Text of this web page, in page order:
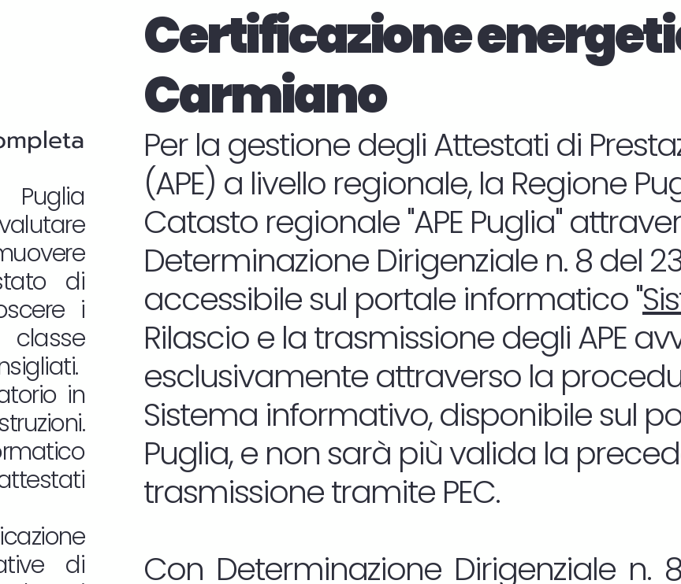
Certificazione
Carmiano
di
i
in
di
Per la gestione degli Attestati di
(APE) a livello regionale, la Regione
Catasto regionale "APE Puglia"
Determinazione Dirigenziale n. 8 del
accessibile sul portale informatico "
Rilascio e la trasmissione degli APE
esclusivamente attraverso la
Sistema informativo, disponibile sul
Puglia, e non sarà più valida la
trasmissione tramite PEC.
Con Determinazione Dirigenziale n.